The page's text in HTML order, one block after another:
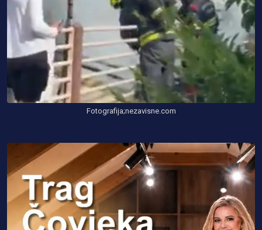
Fotografija;nezavisne.com